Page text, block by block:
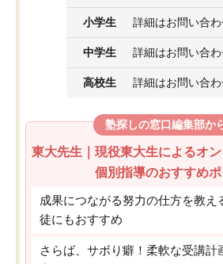
小学生 詳細はお問い合
中学生 詳細はお問い合
高校生 詳細はお問い合
塾探しの窓口編集部か
東大先生｜現役東大生によるオ
個別指導のおすすめポ
成果につながる努力の仕方を教え
徒にもおすすめ
さらば、サボり癖！柔軟な受講計